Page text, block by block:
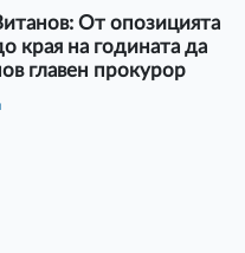
От опозицията
края на годината да
главен прокурор